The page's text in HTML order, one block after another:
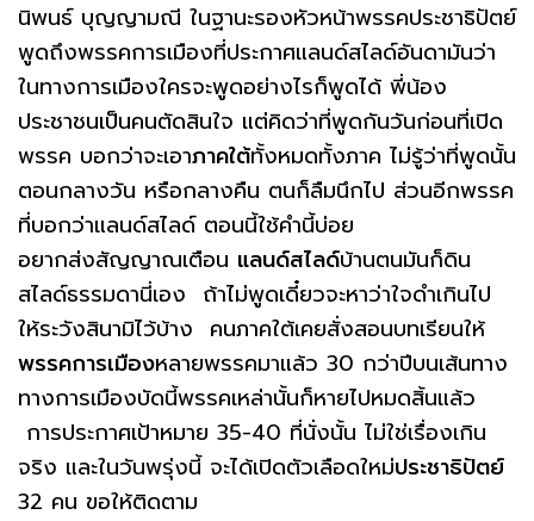
นิพนธ์ บุญญามณี ในฐานะรองหัวหน้าพรรคประชาธิปัตย์
พูดถึงพรรคการเมืองที่ประกาศแลนด์สไลด์อันดามันว่า
ในทางการเมืองใครจะพูดอย่างไรก็พูดได้ พี่น้อง
ประชาชนเป็นคนตัดสินใจ แต่คิดว่าที่พูดกันวันก่อนที่เปิด
พรรค บอกว่าจะเอาภาคใต้ทั้งหมดทั้งภาค ไม่รู้ว่าที่พูดนั้น
ตอนกลางวัน หรือกลางคืน ตนก็ลืมนึกไป ส่วนอีกพรรค
ที่บอกว่าแลนด์สไลด์ ตอนนี้ใช้คำนี้บ่อย
อยากส่งสัญญาณเตือน แลนด์สไลด์บ้านตนมันก็ดิน
สไลด์ธรรมดานี่เอง ถ้าไม่พูดเดี๋ยวจะหาว่าใจดำเกินไป
ให้ระวังสินามิไว้บ้าง คนภาคใต้เคยสั่งสอนบทเรียนให้
พรรคการเมืองหลายพรรคมาแล้ว 30 กว่าปีบนเส้นทาง
ทางการเมืองบัดนี้พรรคเหล่านั้นก็หายไปหมดสิ้นแล้ว
การประกาศเป้าหมาย 35-40 ที่นั่งนั้น ไม่ใช่เรื่องเกิน
จริง และในวันพรุ่งนี้ จะได้เปิดตัวเลือดใหม่ประชาธิปัตย์
32 คน ขอให้ติดตาม